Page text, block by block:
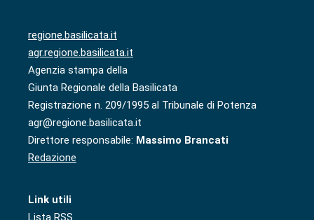
regione.basilicata.it
agr.regione.basilicata.it
Agenzia stampa della
Giunta Regionale della Basilicata
Registrazione n. 209/1995 al Tribunale di Potenza
agr@regione.basilicata.it
Direttore responsabile: Massimo Brancati
Redazione
Link utili
Lista RSS